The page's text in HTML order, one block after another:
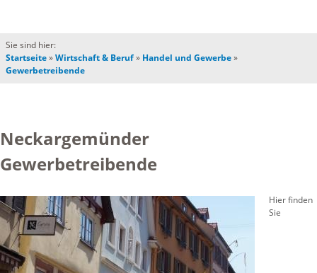
Sie sind hier:
Startseite»Wirtschaft & Beruf» Handel und Gewerbe»
Gewerbetreibende
Neckargemünder
Gewerbetreibende
Hier finden
Sie